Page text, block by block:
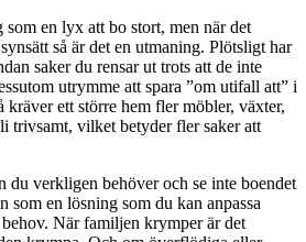
som en lyx att bo stort, men när det
så är det en utmaning. Plötsligt har
saker du rensar ut trots att de inte
utrymme att spara ”om utifall att” i
kräver ett större hem fler möbler, växter,
trivsamt, vilket betyder fler saker att
du verkligen behöver och se inte boendet
som en lösning som du kan anpassa
När familjen krymper är det